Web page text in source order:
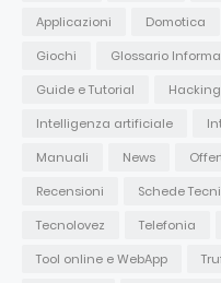
Applicazioni
Domotica
Giochi
Glossario
Guide e Tutorial
Hacking
Intelligenza artificiale
Manuali
News
Recensioni
Schede
Tecnolovez
Telefonia
Tool online e WebApp